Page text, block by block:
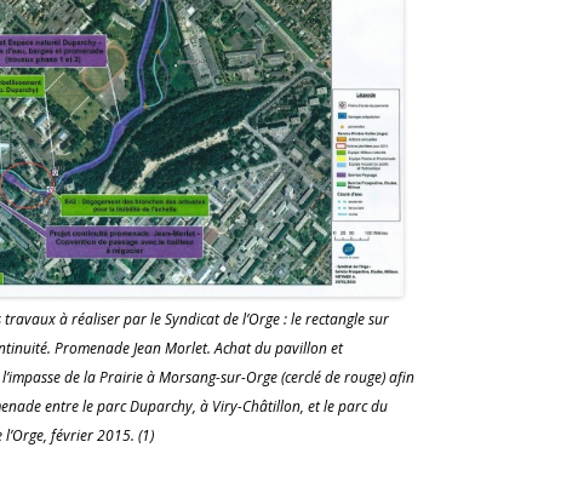
à réaliser par le Syndicat de l’Orge : le rectangle sur
Promenade Jean Morlet. Achat du pavillon et
de la Prairie à Morsang-sur-Orge (cerclé de rouge) afin
entre le parc Duparchy, à Viry-Châtillon, et le parc du
février 2015. (1)